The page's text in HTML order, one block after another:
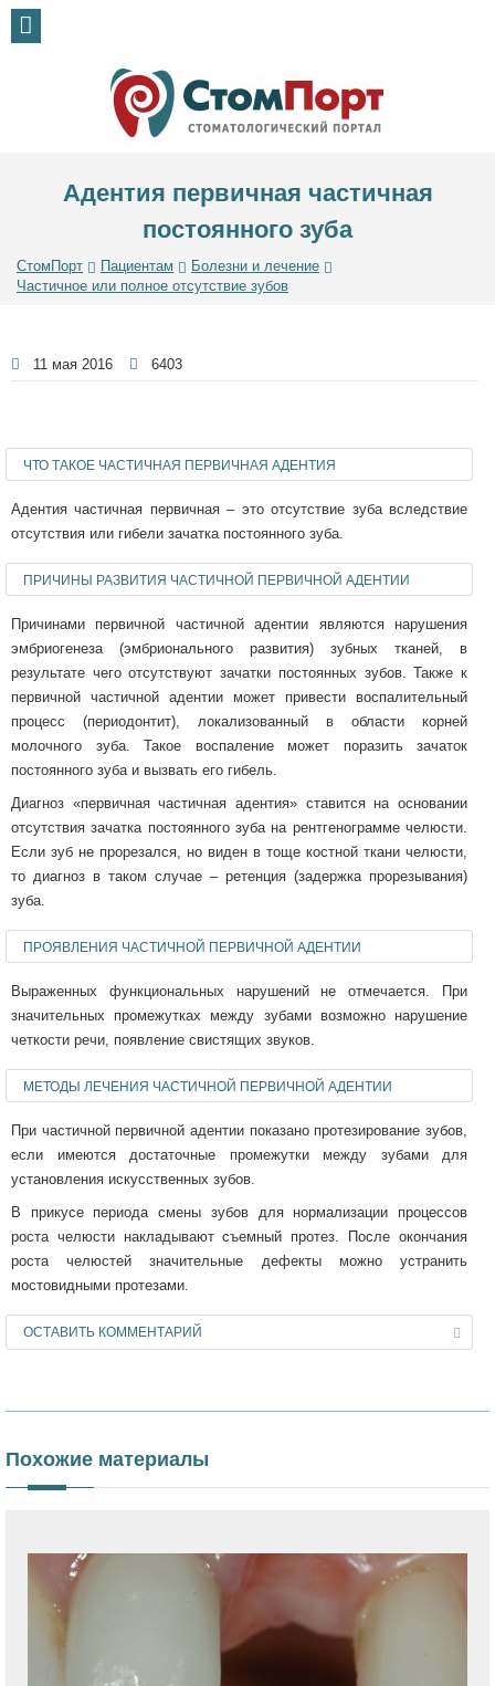
Адентия первичная частичная
постоянного зуба
СтомПорт Пациентам
Болезни и лечение
Частичное или полное отсутствие зубов
11 мая 2016 6403
ЧТО ТАКОЕ ЧАСТИЧНАЯ ПЕРВИЧНАЯ АДЕНТИЯ
Адентия частичная первичная – это отсутствие зуба вследствие
отсутствия или гибели зачатка постоянного зуба.
ПРИЧИНЫ РАЗВИТИЯ ЧАСТИЧНОЙ ПЕРВИЧНОЙ АДЕНТИИ
Причинами первичной частичной адентии являются нарушения
эмбриогенеза (эмбрионального развития) зубных тканей, в
результате чего отсутствуют зачатки постоянных зубов. Также к
первичной частичной адентии может привести воспалительный
процесс (периодонтит), локализованный в области корней
молочного зуба. Такое воспаление может поразить зачаток
постоянного зуба и вызвать его гибель.
Диагноз «первичная частичная адентия» ставится на основании
отсутствия зачатка постоянного зуба на рентгенограмме челюсти.
Если зуб не прорезался, но виден в тоще костной ткани челюсти,
то диагноз в таком случае – ретенция (задержка прорезывания)
зуба.
ПРОЯВЛЕНИЯ ЧАСТИЧНОЙ ПЕРВИЧНОЙ АДЕНТИИ
Выраженных функциональных нарушений не отмечается. При
значительных промежутках между зубами возможно нарушение
четкости речи, появление свистящих звуков.
МЕТОДЫ ЛЕЧЕНИЯ ЧАСТИЧНОЙ ПЕРВИЧНОЙ АДЕНТИИ
При частичной первичной адентии показано протезирование зубов,
если имеются достаточные промежутки между зубами для
установления искусственных зубов.
В прикусе периода смены зубов для нормализации процессов
роста челюсти накладывают съемный протез. После окончания
роста челюстей значительные дефекты можно устранить
мостовидными протезами.
ОСТАВИТЬ КОММЕНТАРИЙ
Похожие материалы